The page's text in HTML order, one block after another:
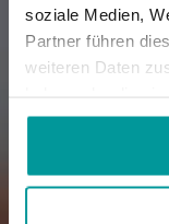
soziale Medien,
Partner führen
weiteren Daten
gesammelt haben.
für